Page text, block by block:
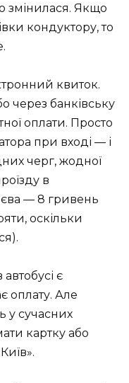
змінилася. Якщо
кондуктору, то
квиток.
через банківську
оплати. Просто
при вході — і
черг, жодної
в
— 8 гривень
оскільки
є
оплату. Але
у сучасних
картку або